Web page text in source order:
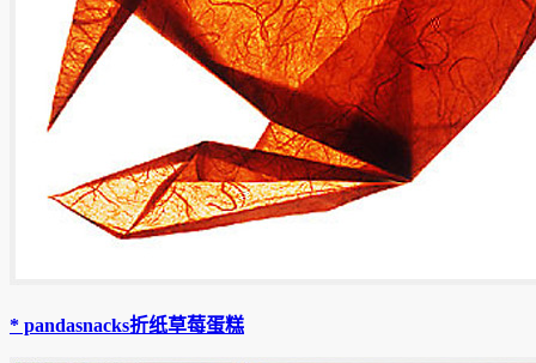
* pandasnacks折纸草莓蛋糕